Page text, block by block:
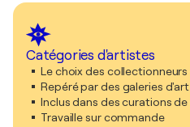
Catégories d'artistes
Le choix des collectionneurs
Repéré par des galeries d'art
Inclus dans des curations
Travaille sur commande